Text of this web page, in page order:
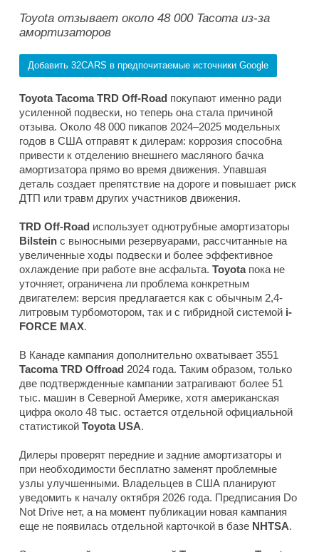
Toyota отзывает около 48 000 Tacoma из-за
амортизаторов
Добавить 32CARS в предпочитаемые источники Google
Toyota Tacoma TRD Off-Road покупают именно ради
усиленной подвески, но теперь она стала причиной
отзыва. Около 48 000 пикапов 2024–2025 модельных
годов в США отправят к дилерам: коррозия способна
привести к отделению внешнего масляного бачка
амортизатора прямо во время движения. Упавшая
деталь создает препятствие на дороге и повышает риск
ДТП или травм других участников движения.
TRD Off-Road использует однотрубные амортизаторы
Bilstein с выносными резервуарами, рассчитанные на
увеличенные ходы подвески и более эффективное
охлаждение при работе вне асфальта. Toyotaпока не
уточняет, ограничена ли проблема конкретным
двигателем: версия предлагается как с обычным 2,4-
литровым турбомотором, так и с гибридной системой i-
FORCE MAX.
В Канаде кампания дополнительно охватывает 3551
Tacoma TRD Offroad 2024 года. Таким образом, только
две подтвержденные кампании затрагивают более 51
тыс. машин в Северной Америке, хотя американская
цифра около 48 тыс. остается отдельной официальной
статистикой Toyota USA.
Дилеры проверят передние и задние амортизаторы и
при необходимости бесплатно заменят проблемные
узлы улучшенными. Владельцев в США планируют
уведомить к началу октября 2026 года. Предписания Do
Not Drive нет, а на момент публикации новая кампания
еще не появилась отдельной карточкой в базе NHTSA.